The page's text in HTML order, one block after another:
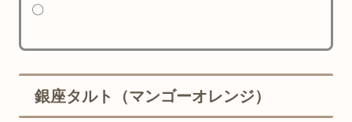
〇
銀座タルト（マンゴーオレンジ）